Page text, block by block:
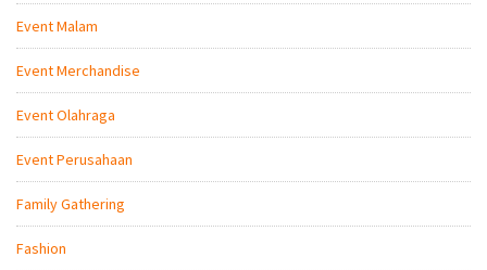
Event Malam
Event Merchandise
Event Olahraga
Event Perusahaan
Family Gathering
Fashion